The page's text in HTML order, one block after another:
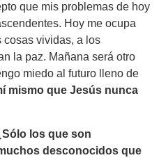
que mis problemas de hoy
Hoy me ocupa
cosas vividas, a los
la paz. Mañana será otro
miedo al futuro lleno de
mismo que Jesús nunca
los que son
desconocidos que